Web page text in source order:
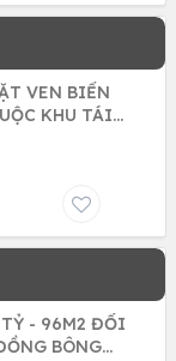
VEN BIỂN
KHU TÁI
BÔNG